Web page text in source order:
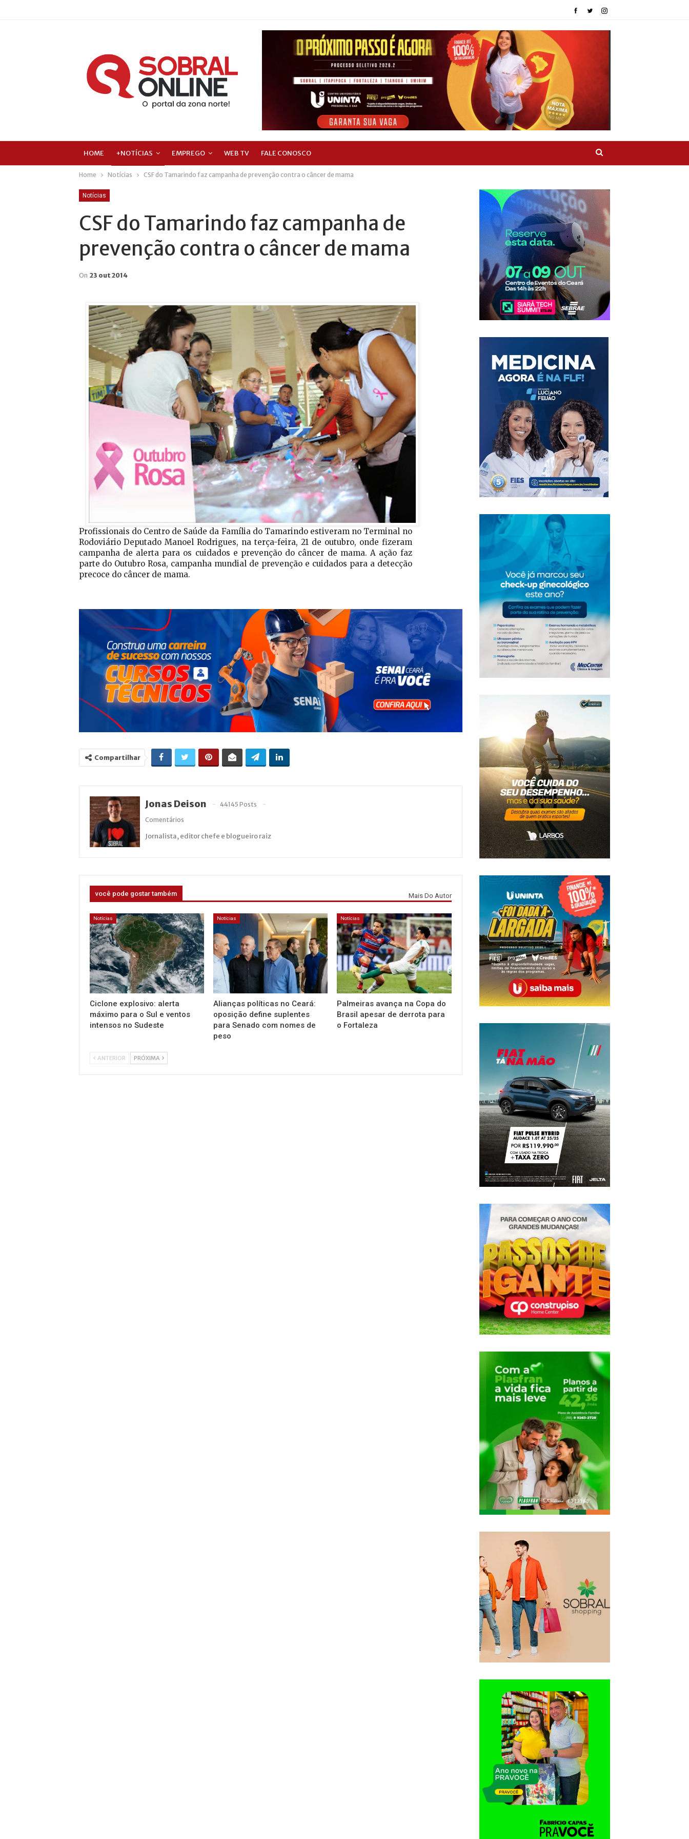
HOME +NOTÍCIAS EMPREGO WEB TV FALE CONOSCO
Home Notícias CSF do Tamarindo faz campanha de prevenção contra o câncer de mama
Notícias
CSF do Tamarindo faz campanha de
prevenção contra o câncer de mama
On 23 out 2014
Profissionais do Centro de Saúde da Família do Tamarindo estiveram no Terminal no
Rodoviário Deputado Manoel Rodrigues, na terça-feira, 21 de outubro, onde fizeram
campanha de alerta para os cuidados e prevenção do câncer de mama. A ação faz
parte do Outubro Rosa, campanha mundial de prevenção e cuidados para a detecção
precoce do câncer de mama.
Compartilhar
Jonas Deison
44145 Posts
Comentários
Jornalista, editor chefe e blogueiro raiz
você pode gostar também Mais Do Autor
Notícias
Ciclone explosivo: alerta
máximo para o Sul e ventos
intensos no Sudeste
Notícias
Alianças políticas no Ceará:
oposição define suplentes
para Senado com nomes de
peso
Notícias
Palmeiras avança na Copa do
Brasil apesar de derrota para
o Fortaleza
ANTERIOR PRÓXIMA